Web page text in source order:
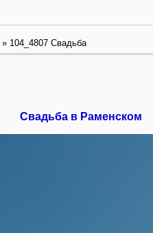
» 104_4807 Свадьба
Свадьба в Раменском